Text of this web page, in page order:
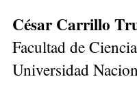
César Carrillo
Facultad de
Universidad